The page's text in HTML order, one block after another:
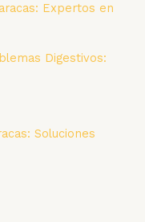
Expertos en
Digestivos:
Soluciones